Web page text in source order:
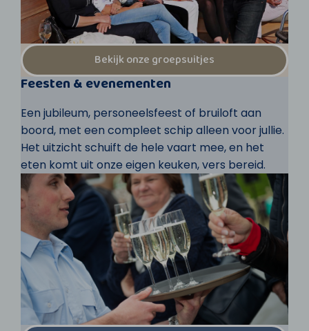
Bekijk onze groepsuitjes
Feesten & evenementen
Een jubileum, personeelsfeest of bruiloft aan
boord, met een compleet schip alleen voor jullie.
Het uitzicht schuift de hele vaart mee, en het
eten komt uit onze eigen keuken, vers bereid.